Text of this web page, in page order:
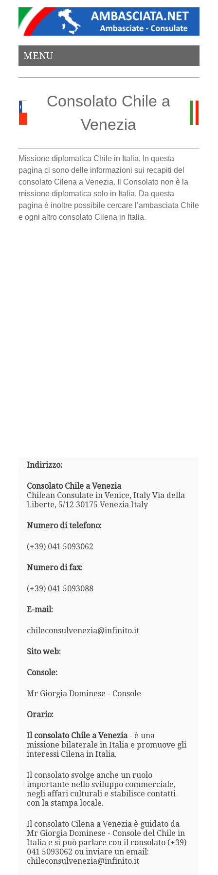
MENU
Consolato Chile a
Venezia
Missione diplomatica Chile in Italia. In questa
pagina ci sono delle informazioni sui recapiti del
consolato Cilena a Venezia. Il Consolato non è la
missione diplomatica solo in Italia. Da questa
pagina è inoltre possibile cercare l’ambasciata Chile
e ogni altro consolato Cilena in Italia.
Indirizzo:
Consolato Chile a Venezia
Chilean Consulate in Venice, Italy Via della
Liberte, 5/12 30175 Venezia Italy
Numero di telefono:
(+39) 041 5093062
Numero di fax:
(+39) 041 5093088
E-mail:
chileconsulvenezia@infinito.it
Sito web:
Console:
Mr Giorgia Dominese - Console
Orario:
Il consolato Chile a Venezia- è una
missione bilaterale in Italia e promuove gli
interessi Cilena in Italia.
Il consolato svolge anche un ruolo
importante nello sviluppo commerciale,
negli affari culturali e stabilisce contatti
con la stampa locale.
Il consolato Cilena a Venezia è guidato da
Mr Giorgia Dominese - Console del Chile in
Italia e si può parlare con il consolato (+39)
041 5093062 ou inviare un email:
chileconsulvenezia@infinito.it